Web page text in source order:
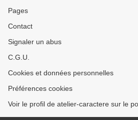
Pages
Contact
Signaler un abus
C.G.U.
Cookies et données personnelles
Préférences cookies
Voir le profil de atelier-caractere sur le